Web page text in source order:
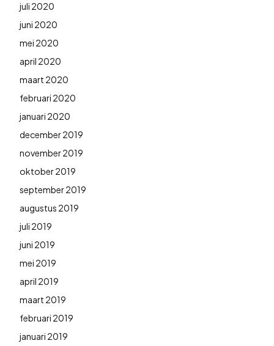
juli 2020
juni 2020
mei 2020
april 2020
maart 2020
februari 2020
januari 2020
december 2019
november 2019
oktober 2019
september 2019
augustus 2019
juli 2019
juni 2019
mei 2019
april 2019
maart 2019
februari 2019
januari 2019